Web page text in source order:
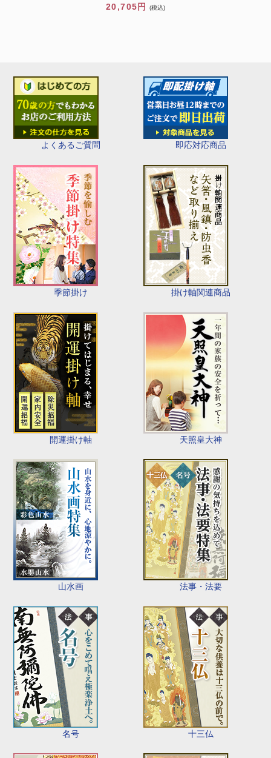
よくあるご質問 即応対応商品
季節掛け 掛け軸関連商品
開運掛け軸 天照皇大神
山水画 法事・法要
名号 十三仏
20,705円
(税込)